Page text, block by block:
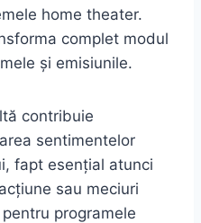
home theater.
complet modul
și emisiunile.
contribuie
sentimentelor
fapt esențial atunci
sau meciuri
programele